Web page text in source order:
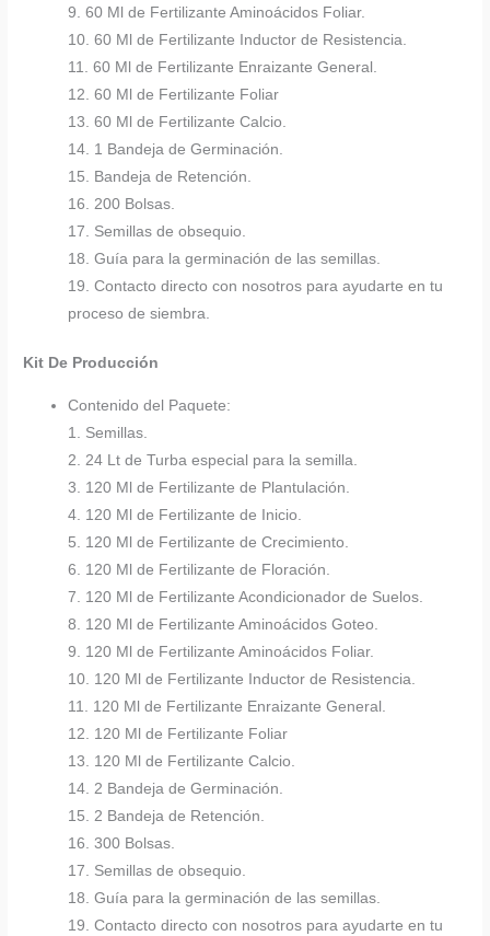
9. 60 Ml de Fertilizante Aminoácidos Foliar.
10. 60 Ml de Fertilizante Inductor de Resistencia.
11. 60 Ml de Fertilizante Enraizante General.
12. 60 Ml de Fertilizante Foliar
13. 60 Ml de Fertilizante Calcio.
14. 1 Bandeja de Germinación.
15. Bandeja de Retención.
16. 200 Bolsas.
17. Semillas de obsequio.
18. Guía para la germinación de las semillas.
19. Contacto directo con nosotros para ayudarte en tu
proceso de siembra.
Kit De Producción
Contenido del Paquete:
1. Semillas.
2. 24 Lt de Turba especial para la semilla.
3. 120 Ml de Fertilizante de Plantulación.
4. 120 Ml de Fertilizante de Inicio.
5. 120 Ml de Fertilizante de Crecimiento.
6. 120 Ml de Fertilizante de Floración.
7. 120 Ml de Fertilizante Acondicionador de Suelos.
8. 120 Ml de Fertilizante Aminoácidos Goteo.
9. 120 Ml de Fertilizante Aminoácidos Foliar.
10. 120 Ml de Fertilizante Inductor de Resistencia.
11. 120 Ml de Fertilizante Enraizante General.
12. 120 Ml de Fertilizante Foliar
13. 120 Ml de Fertilizante Calcio.
14. 2 Bandeja de Germinación.
15. 2 Bandeja de Retención.
16. 300 Bolsas.
17. Semillas de obsequio.
18. Guía para la germinación de las semillas.
19. Contacto directo con nosotros para ayudarte en tu